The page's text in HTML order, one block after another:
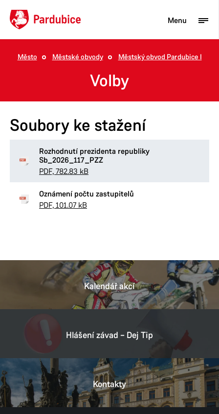
Turista
Aktuality
Podnikatel
Město
Město Městské obvody Městský obvod Pardubice I
Volby
Soubory ke stažení
Rozhodnutí prezidenta republiky
Sb_2026_117_PZZ
PDF, 782.83 kB
Oznámení počtu zastupitelů
PDF, 101.07 kB
Kalendář akcí
Hlášení závad – Dej Tip
Kontakty
Menu